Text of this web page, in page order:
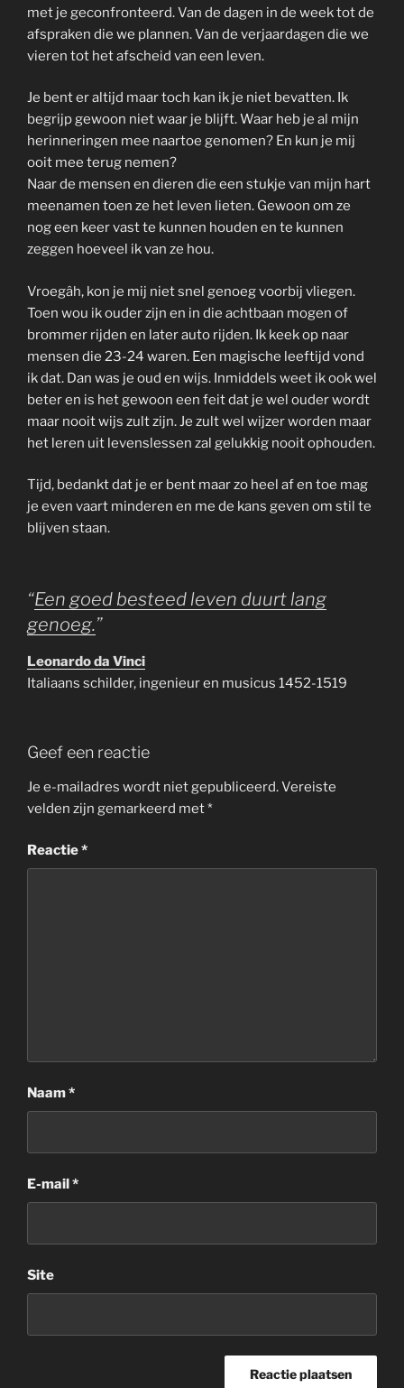
met je geconfronteerd. Van de dagen in de week tot de
afspraken die we plannen. Van de verjaardagen die we
vieren tot het afscheid van een leven.
Je bent er altijd maar toch kan ik je niet bevatten. Ik
begrijp gewoon niet waar je blijft. Waar heb je al mijn
herinneringen mee naartoe genomen? En kun je mij
ooit mee terug nemen?
Naar de mensen en dieren die een stukje van mijn hart
meenamen toen ze het leven lieten. Gewoon om ze
nog een keer vast te kunnen houden en te kunnen
zeggen hoeveel ik van ze hou.
Vroegâh, kon je mij niet snel genoeg voorbij vliegen.
Toen wou ik ouder zijn en in die achtbaan mogen of
brommer rijden en later auto rijden. Ik keek op naar
mensen die 23-24 waren. Een magische leeftijd vond
ik dat. Dan was je oud en wijs. Inmiddels weet ik ook wel
beter en is het gewoon een feit dat je wel ouder wordt
maar nooit wijs zult zijn. Je zult wel wijzer worden maar
het leren uit levenslessen zal gelukkig nooit ophouden.
Tijd, bedankt dat je er bent maar zo heel af en toe mag
je even vaart minderen en me de kans geven om stil te
blijven staan.
“Een goed besteed leven duurt lang
genoeg.”
Leonardo da Vinci
Italiaans schilder, ingenieur en musicus 1452-1519
Geef een reactie
Je e-mailadres wordt niet gepubliceerd.Vereiste
velden zijn gemarkeerd met*
Reactie*
Naam*
E-mail*
Site